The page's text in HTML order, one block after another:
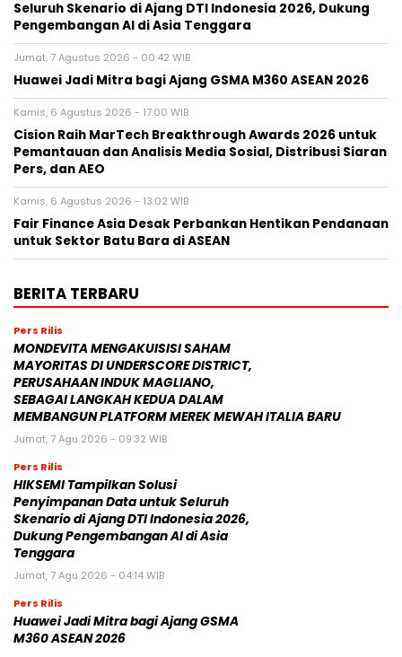
Seluruh Skenario di Ajang DTI Indonesia 2026, Dukung
Pengembangan AI di Asia Tenggara
Jumat, 7 Agustus 2026 - 00:42 WIB
Huawei Jadi Mitra bagi Ajang GSMA M360 ASEAN 2026
Kamis, 6 Agustus 2026 - 17:00 WIB
Cision Raih MarTech Breakthrough Awards 2026 untuk
Pemantauan dan Analisis Media Sosial, Distribusi Siaran
Pers, dan AEO
Kamis, 6 Agustus 2026 - 13:02 WIB
Fair Finance Asia Desak Perbankan Hentikan Pendanaan
untuk Sektor Batu Bara di ASEAN
BERITA TERBARU
Pers Rilis
MONDEVITA MENGAKUISISI SAHAM
MAYORITAS DI UNDERSCORE DISTRICT,
PERUSAHAAN INDUK MAGLIANO,
SEBAGAI LANGKAH KEDUA DALAM
MEMBANGUN PLATFORM MEREK MEWAH ITALIA BARU
Jumat, 7 Agu 2026 - 09:32 WIB
Pers Rilis
HIKSEMI Tampilkan Solusi
Penyimpanan Data untuk Seluruh
Skenario di Ajang DTI Indonesia 2026,
Dukung Pengembangan AI di Asia
Tenggara
Jumat, 7 Agu 2026 - 04:14 WIB
Pers Rilis
Huawei Jadi Mitra bagi Ajang GSMA
M360 ASEAN 2026